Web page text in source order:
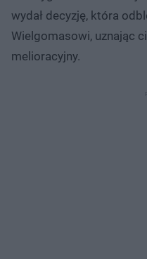
wydał decyzję, która
Wielgomasowi, uznając
melioracyjny.